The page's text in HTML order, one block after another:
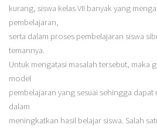
kurang, siswa kelas VII banyak yang
pembelajaran,
serta dalam proses pembelajaran siswa
temannya.
Untuk mengatasi masalah tersebut, maka
model
pembelajaran yang sesuai sehingga dapat
dalam
meningkatkan hasil belajar siswa. Salah